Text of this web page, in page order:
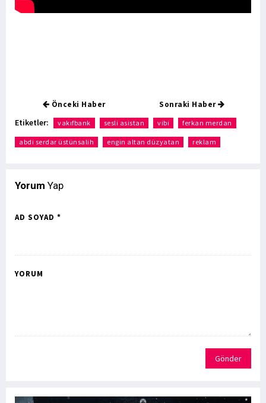
Önceki Haber Sonraki Haber
Etiketler: vakıfbank sesli asistan vibi ferkan merdan
abdi serdar üstünsalih engin altan düzyatan reklam
Yorum Yap
AD SOYAD *
YORUM
Gönder